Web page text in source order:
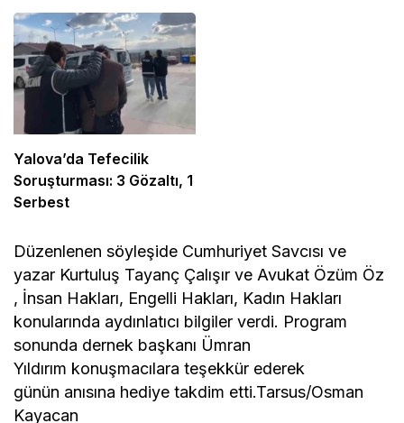
Mahkemede
Yalova’da Tefecilik
Soruşturması: 3 Gözaltı, 1
Serbest
Düzenlenen söyleşide Cumhuriyet Savcısı ve
yazar Kurtuluş Tayanç Çalışır ve Avukat Özüm Öz
, İnsan Hakları, Engelli Hakları, Kadın Hakları
konularında aydınlatıcı bilgiler verdi. Program
sonunda dernek başkanı Ümran
Yıldırım konuşmacılara teşekkür ederek
günün anısına hediye takdim etti.Tarsus/Osman
Kayacan